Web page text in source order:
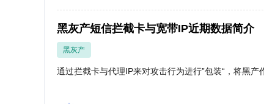
黑灰产短信拦截卡与宽带IP近期数据简介
黑灰产
通过拦截卡与代理IP来对攻击行为进行”包装“，将黑